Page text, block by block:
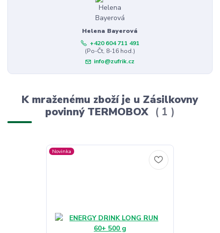
Helena Bayerová
+420 604 711 491
(Po-Čt, 8-16 hod.)
info@zufrik.cz
K mraženému zboží je u Zásilkovny
povinný TERMOBOX
1
Novinka